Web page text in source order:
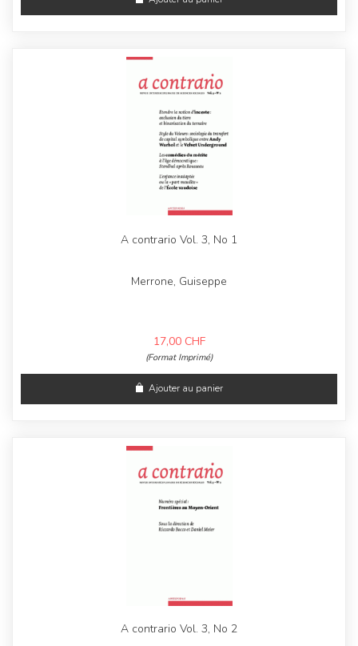
A contrario Vol. 3, No 1
Merrone, Guiseppe
17,00 CHF
(Format Imprimé)
Ajouter au panier
A contrario Vol. 3, No 2